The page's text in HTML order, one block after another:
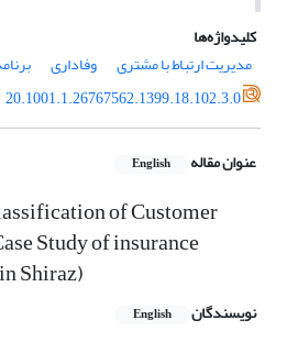
کلیدواژه‌ها
مدیریت ارتباط با مشتری
وفاداری
20.1001.1.26767562.1399.18.102.3.0
عنوان مقاله English
of Customer
Study of insurance
Shiraz)
نویسندگان English